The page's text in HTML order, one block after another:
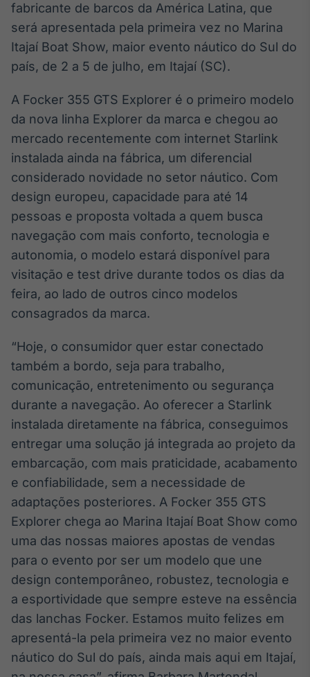
integração de
dados
Broadcast
Cotações e
notícias
Broadcast
Widgets
Componentes
para conteúdos e
Broadcast
Wallboard
Curadoria
Curadoria de
conteúdos
Soluções de
Tecnologia
Broadcast
Radar
Monitoramento
notícias e
conteúdos
Fundos
A melhor
plataforma para
de investimento
no Brasil
fabricante de barcos da América Latina, que
será apresentada pela primeira vez no Marina
Itajaí Boat Show, maior evento náutico do Sul do
país, de 2 a 5 de julho, em Itajaí (SC).
A Focker 355 GTS Explorer é o primeiro modelo
da nova linha Explorer da marca e chegou ao
mercado recentemente com internet Starlink
instalada ainda na fábrica, um diferencial
considerado novidade no setor náutico. Com
design europeu, capacidade para até 14
pessoas e proposta voltada a quem busca
navegação com mais conforto, tecnologia e
autonomia, o modelo estará disponível para
visitação e test drive durante todos os dias da
feira, ao lado de outros cinco modelos
consagrados da marca.
“Hoje, o consumidor quer estar conectado
também a bordo, seja para trabalho,
comunicação, entretenimento ou segurança
durante a navegação. Ao oferecer a Starlink
instalada diretamente na fábrica, conseguimos
entregar uma solução já integrada ao projeto da
embarcação, com mais praticidade, acabamento
e confiabilidade, sem a necessidade de
adaptações posteriores. A Focker 355 GTS
Explorer chega ao Marina Itajaí Boat Show como
uma das nossas maiores apostas de vendas
para o evento por ser um modelo que une
design contemporâneo, robustez, tecnologia e
a esportividade que sempre esteve na essência
das lanchas Focker. Estamos muito felizes em
apresentá-la pela primeira vez no maior evento
náutico do Sul do país, ainda mais aqui em Itajaí,